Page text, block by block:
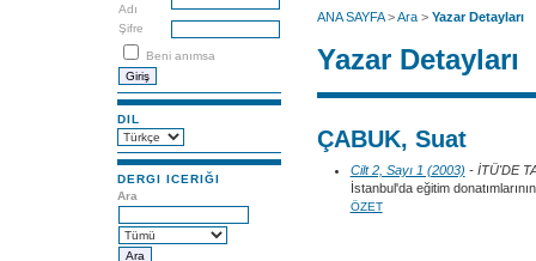
Adı
Şifre
Beni anımsa
DIL
DERGI ICERIĞI
Ara
ANA SAYFA>Ara> Yazar Detayları
Yazar Detayları
ÇABUK, Suat
Cilt 2, Sayı 1 (2003) - İTÜ'DE
İstanbul'da eğitim
ÖZET